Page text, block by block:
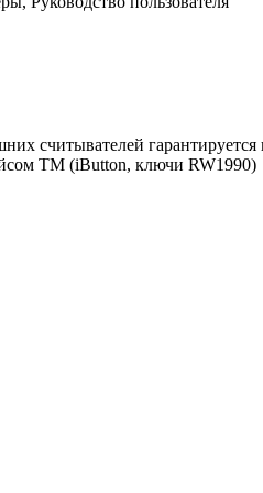
считывателей
TM (iButton, ключи RW1990)